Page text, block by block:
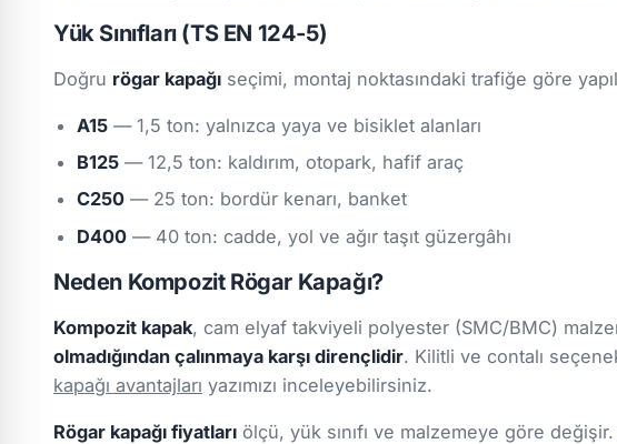
Yük Sınıfları (TS EN 124-5)
Doğru rögar kapağı seçimi, montaj noktasındaki trafiğe göre
A15— 1,5 ton: yalnızca yaya ve bisiklet alanları
B125— 12,5 ton: kaldırım, otopark, hafif araç
C250— 25 ton: bordür kenarı, banket
D400— 40 ton: cadde, yol ve ağır taşıt güzergâhı
Neden Kompozit Rögar Kapağı?
Kompozit kapak, cam elyaf takviyeli polyester (SMC/BMC)
olmadığından çalınmaya karşı dirençlidir. Kilitli ve contalı
kapağı avantajları yazımızı inceleyebilirsiniz.
Rögar kapağı fiyatları ölçü, yük sınıfı ve malzemeye göre